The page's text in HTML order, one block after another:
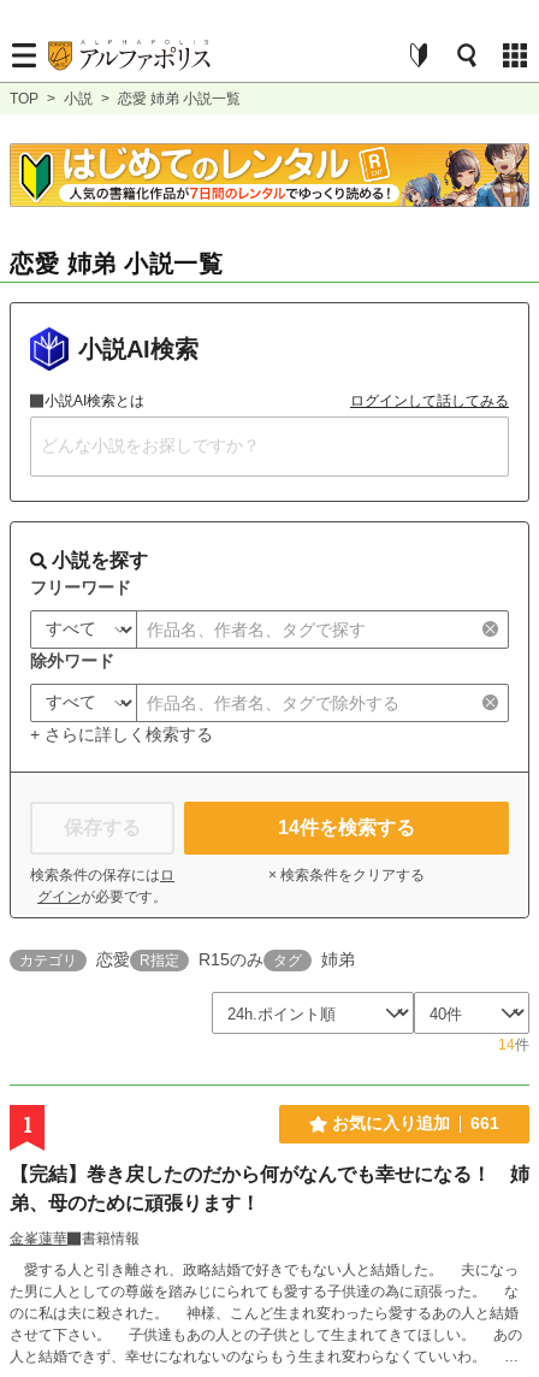
TOP > 小説 > 恋愛 姉弟 小説一覧
恋愛 姉弟 小説一覧
小説AI検索
小説AI検索とは ログインして話してみる
小説を探す
フリーワード
除外ワード
+ さらに詳しく検索する
保存する
検索条件の保存には ロ
グインが必要です。
14件を検索する
× 検索条件をクリアする
カテゴリ 恋愛 R指定 R15のみ タグ 姉弟
14件
1 お気に入り追加 661
【完結】巻き戻したのだから何がなんでも幸せになる！ 姉
弟、母のために頑張ります！
金峯蓮華
書籍情報
愛する人と引き離され、政略結婚で好きでもない人と結婚した。 夫になっ
た男に人としての尊厳を踏みじにられても愛する子供達の為に頑張った。 な
のに私は夫に殺された。 神様、こんど生まれ変わったら愛するあの人と結婚
させて下さい。 子供達もあの人との子供として生まれてきてほしい。 あの
人と結婚できず、幸せになれないのならもう生まれ変わらなくていいわ。 ま